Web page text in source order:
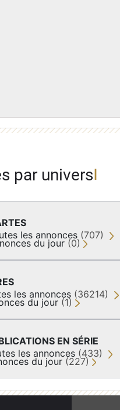
par univers
les annonces (707)
du jour (0)
les annonces (36214)
du jour (1)
EN SÉRIE
les annonces (433)
du jour (227)